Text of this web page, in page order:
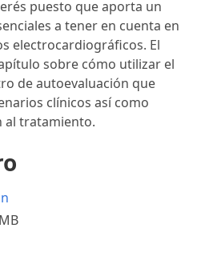
puesto que aporta un
a tener en cuenta en
electrocardiográficos. El
sobre cómo utilizar el
de autoevaluación que
clínicos así como
al tratamiento.